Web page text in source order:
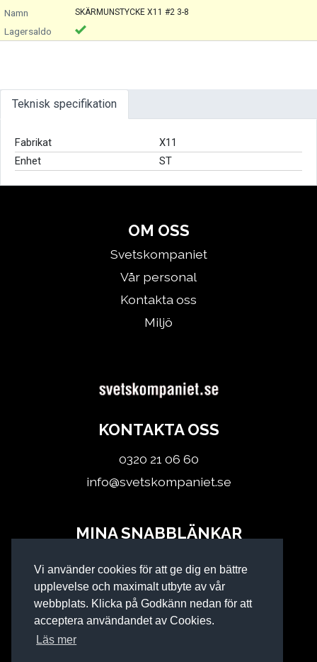
Vi använder cookies för att ge dig en bättre
upplevelse och maximalt utbyte av vår
webbplats. Klicka på Godkänn nedan för att
acceptera användandet av Cookies.
Läs mer
SKÄRMUNSTYCKE X11 #2 3-8
Teknisk specifikation
Fabrikat
X11
Enhet
ST
OM OSS
Svetskompaniet
Vår personal
Kontakta oss
Miljö
KONTAKTA OSS
0320 21 06 60
info@svetskompaniet.se
MINA SNABBLÄNKAR
Köpvillkor